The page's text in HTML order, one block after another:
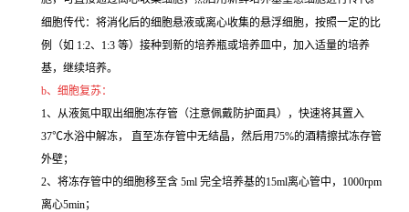
细胞传代：将消化后的细胞悬液或离心收集的悬浮细胞，按照一定的比
例（如 1:2、1:3 等）接种到新的培养瓶或培养皿中，加入适量的培养
基，继续培养。
b、细胞复苏：
1、从液氮中取出细胞冻存管（注意佩戴防护面具），快速将其置入
37℃水浴中解冻， 直至冻存管中无结晶，然后用75%的酒精擦拭冻存管
外壁；
2、将冻存管中的细胞移至含 5ml 完全培养基的15ml离心管中，1000rpm
离心5min；